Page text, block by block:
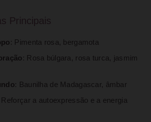
Principais
: Pimenta rosa, bergamota
: Rosa búlgara, rosa turca, jasmim
: Baunilha de Madagascar, âmbar
: Reforçar a autoexpressão e a energia